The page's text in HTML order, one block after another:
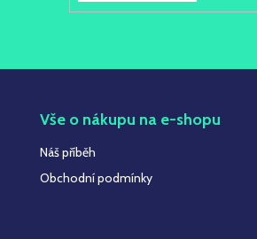
Vše o nákupu na e-shopu
Náš příběh
Obchodní podmínky